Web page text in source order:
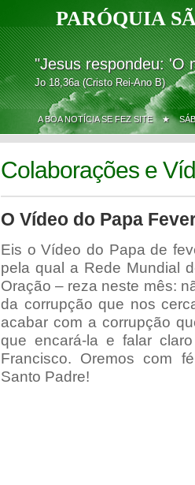
PARÓQUIA
"Jesus respondeu: 'O
Jo 18,36a (Cristo Rei-Ano B)
A BOA NOTÍCIA SE FEZ SITE ★
Colaborações e
O Vídeo do Papa
Eis o Vídeo do Papa de
pela qual a Rede Mundial
Oração – reza neste mês:
da corrupção que nos
acabar com a corrupção
que encará-la e falar
Francisco. Oremos com
Santo Padre!